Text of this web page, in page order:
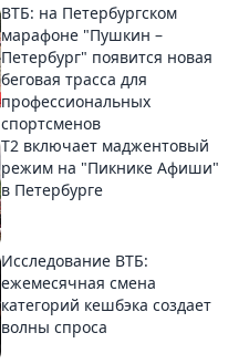
ВТБ: на Петербургском
марафоне "Пушкин –
Петербург" появится новая
беговая трасса для
профессиональных
спортсменов
Т2 включает маджентовый
режим на "Пикнике Афиши"
в Петербурге
Исследование ВТБ:
ежемесячная смена
категорий кешбэка создает
волны спроса